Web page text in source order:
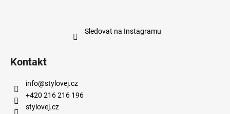
Sledovat na Instagramu
Kontakt
info@stylovej.cz
+420 216 216 196
stylovej.cz